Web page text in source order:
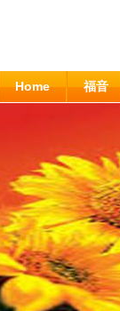
Home 福音